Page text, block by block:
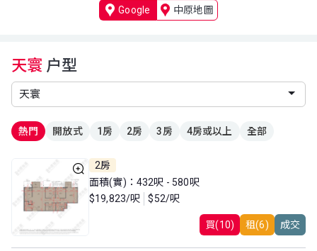
Google 中原地圖
天寰 户型
熱門 開放式 1房 2房 3房 4房或以上 全部
2房
面積(實)：432呎 - 580呎
$19,823/呎
$52/呎
買(10) 租(6) 成交